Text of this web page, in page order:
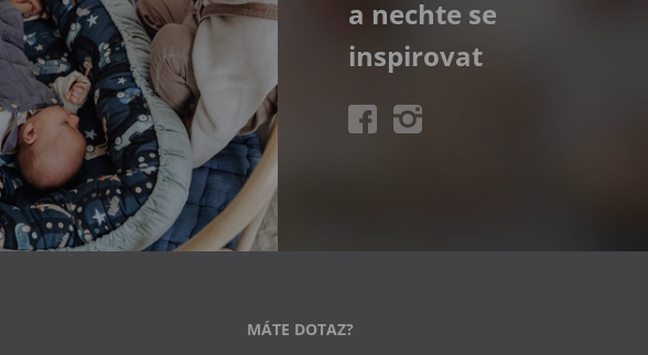
a nechte se
inspirovat
MÁTE DOTAZ?